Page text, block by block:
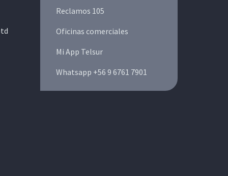
Reclamos 105
Oficinas comerciales
Mi App Telsur
Whatsapp +56 9 6761 7901